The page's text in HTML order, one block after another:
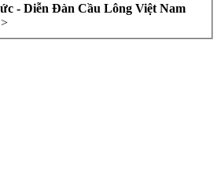
- Diễn Đàn Cầu Lông Việt Nam
>